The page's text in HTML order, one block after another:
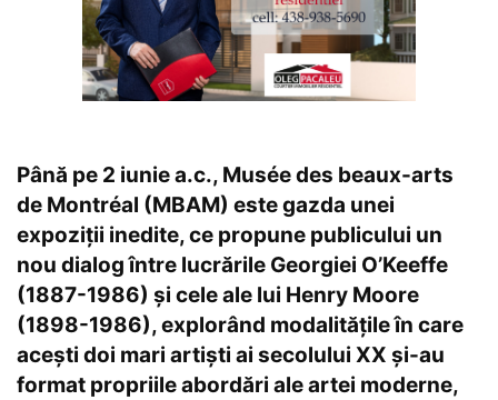
Până pe 2 iunie a.c., Musée des beaux-arts
de Montréal (MBAM) este gazda unei
expoziții inedite, ce propune publicului un
nou dialog între lucrările Georgiei O’Keeffe
(1887-1986) și cele ale lui Henry Moore
(1898-1986), explorând modalitățile în care
acești doi mari artiști ai secolului XX și-au
format propriile abordări ale artei moderne,